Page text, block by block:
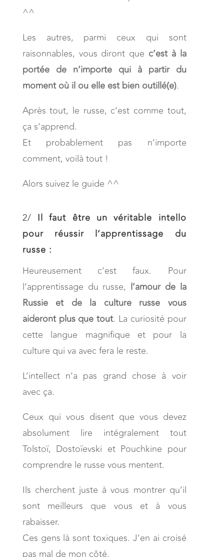
^^
Les autres, parmi ceux qui sont
raisonnables, vous diront que c’est à la
portée de n’importe qui à partir du
moment où il ou elle est bien outillé(e).
Après tout, le russe, c’est comme tout,
ça s’apprend.
Et probablement pas n’importe
comment, voilà tout !
Alors suivez le guide ^^
2/ Il faut être un véritable intello
pour réussir l’apprentissage du
russe :
Heureusement c’est faux. Pour
l’apprentissage du russe, l’amour de la
Russie et de la culture russe vous
aideront plus que tout. La curiosité pour
cette langue magnifique et pour la
culture qui va avec fera le reste.
L’intellect n’a pas grand chose à voir
avec ça.
Ceux qui vous disent que vous devez
absolument lire intégralement tout
Tolstoï, Dostoïevski et Pouchkine pour
comprendre le russe vous mentent.
Ils cherchent juste à vous montrer qu’il
sont meilleurs que vous et à vous
rabaisser.
Ces gens là sont toxiques. J’en ai croisé
pas mal de mon côté.